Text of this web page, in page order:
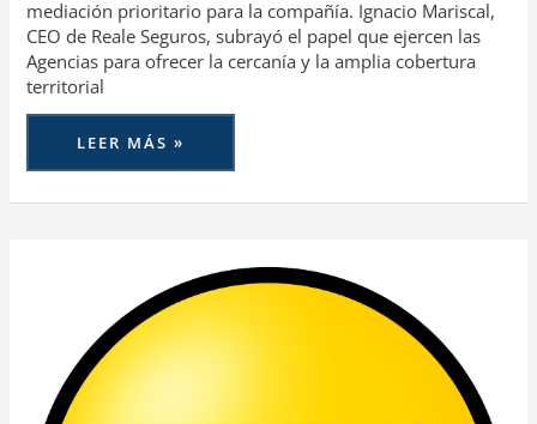
mediación prioritario para la compañía. Ignacio Mariscal,
CEO de Reale Seguros, subrayó el papel que ejercen las
Agencias para ofrecer la cercanía y la amplia cobertura
territorial
LEER MÁS »
CONVENCIÓN
VENTAS
CON
EL
FOCO
PUESTO